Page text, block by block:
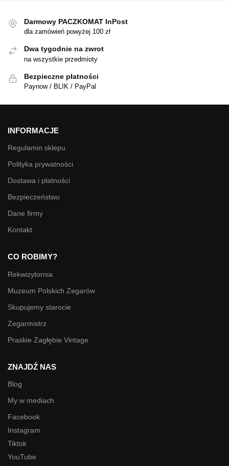
Darmowy PACZKOMAT InPost
dla zamówień powyżej 100 zł
Dwa tygodnie na zwrot
na wszystkie przedmioty
Bezpieczne płatności
Paynow / BLIK / PayPal
INFORMACJE
Regulamin sklepu
Polityka prywatności
Dostawa i płatności
Bezpieczeństwo
Dane firmy
Kontakt
CO ROBIMY?
Rekwizytornia
Muzeum Polskich Zegarów
Skupujemy starocie
Zegarmistrz
Praskie Zagłębie Vintage
ZNAJDŹ NAS
Blog
My w mediach
Facebook
Instagram
Tiktok
YouTube